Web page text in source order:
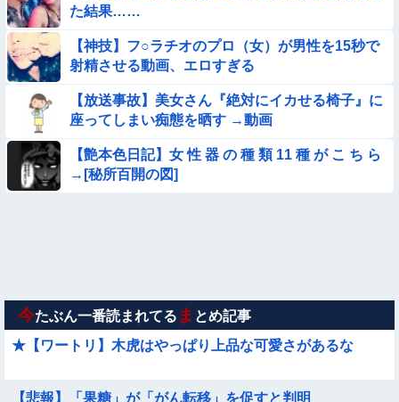
【動画】アンドロイドみたいな女子小学生が発見される
【動画】美少女4人組の20年後の姿がヤバいwwwwww
★★同格のように語られてるけど実際は『雲泥の差』があるも
のと言えば？
【衝撃】ガチで『意識高い無能』が好きなワードと言えば？
た結果……
【神技】フ○ラチオのプロ（女）が男性を15秒で
射精させる動画、エロすぎる
【放送事故】美女さん『絶対にイカせる椅子』に
座ってしまい痴態を晒す →動画
【艶本色日記】女 性 器 の 種 類 11 種 が こ ち ら
→[秘所百開の図]
今たぶん一番読まれてる ま とめ記事
★【ワートリ】木虎はやっぱり上品な可愛さがあるな
【悲報】「果糖」が「がん転移」を促すと判明